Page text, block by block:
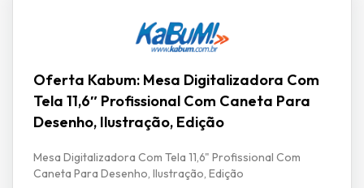
Oferta Kabum: Mesa Digitalizadora Com
Tela 11,6″ Profissional Com Caneta Para
Desenho, Ilustração, Edição
Mesa Digitalizadora Com Tela 11,6" Profissional Com
Caneta Para Desenho, Ilustração, Edição